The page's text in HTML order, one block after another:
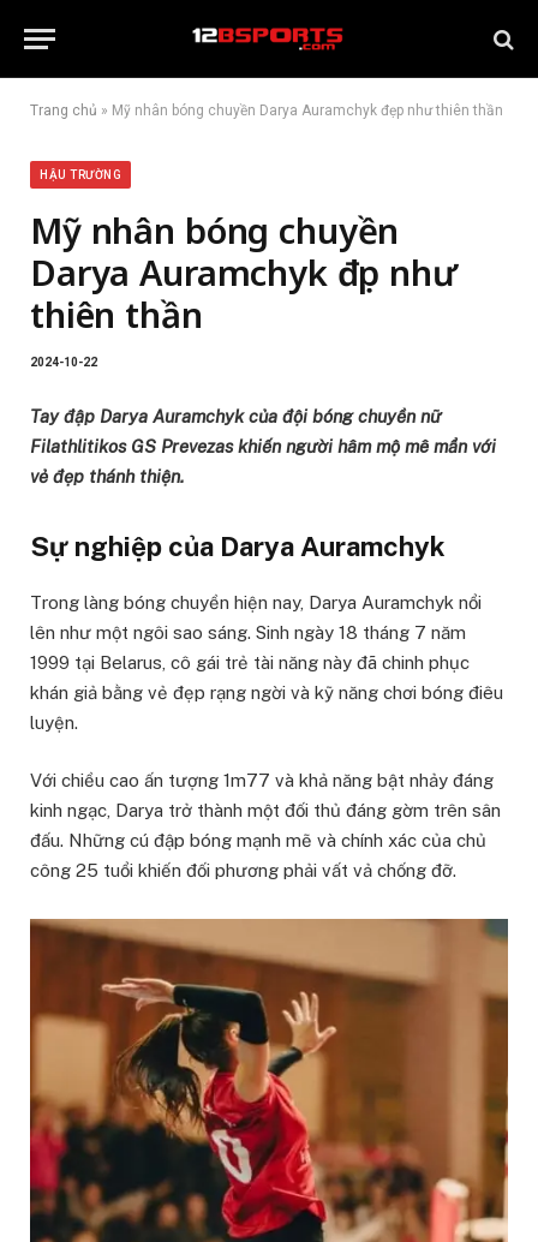
Trang chủ » Mỹ nhân bóng chuyền Darya Auramchyk đẹp như thiên thần
HẬU TRƯỜNG
Mỹ nhân bóng chuyền
Darya Auramchyk đẹp như
thiên thần
2024-10-22
Tay đập Darya Auramchyk của đội bóng chuyền nữ
Filathlitikos GS Prevezas khiến người hâm mộ mê mẩn với
vẻ đẹp thánh thiện.
Sự nghiệp của Darya Auramchyk
Trong làng bóng chuyền hiện nay, Darya Auramchyk nổi
lên như một ngôi sao sáng. Sinh ngày 18 tháng 7 năm
1999 tại Belarus, cô gái trẻ tài năng này đã chinh phục
khán giả bằng vẻ đẹp rạng ngời và kỹ năng chơi bóng điêu
luyện.
Với chiều cao ấn tượng 1m77 và khả năng bật nhảy đáng
kinh ngạc, Darya trở thành một đối thủ đáng gờm trên sân
đấu. Những cú đập bóng mạnh mẽ và chính xác của chủ
công 25 tuổi khiến đối phương phải vất vả chống đỡ.